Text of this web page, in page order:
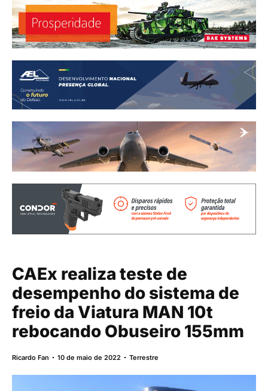
CAEx realiza teste de
desempenho do sistema de
freio da Viatura MAN 10t
rebocando Obuseiro 155mm
Ricardo Fan 10 de maio de 2022 Terrestre